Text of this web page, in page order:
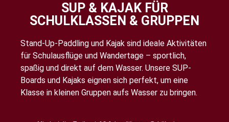
SUP & KAJAK FÜR
SCHULKLASSEN & GRUPPEN
Stand-Up-Paddling und Kajak sind ideale Aktivitäten
für Schulausflüge und Wandertage – sportlich,
spaßig und direkt auf dem Wasser. Unsere SUP-
Boards und Kajaks eignen sich perfekt, um eine
Klasse in kleinen Gruppen aufs Wasser zu bringen.